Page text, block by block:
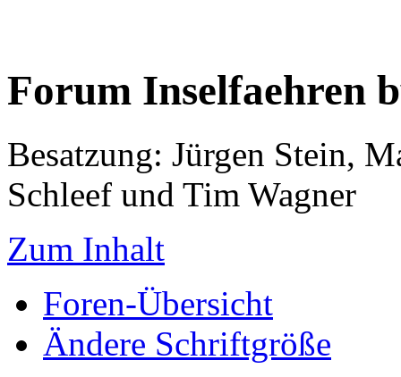
Forum Inselfaehren
Besatzung: Jürgen Stein,
Schleef und Tim Wagner
Zum Inhalt
Foren-Übersicht
Ändere Schriftgröße